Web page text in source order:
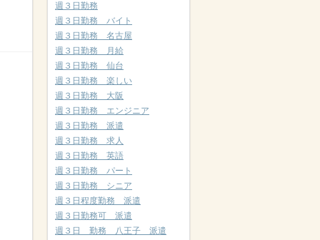
週３日勤務
週３日勤務 バイト
週３日勤務 名古屋
週３日勤務 月給
週３日勤務 仙台
週３日勤務 楽しい
週３日勤務 大阪
週３日勤務 エンジニア
週３日勤務 派遣
週３日勤務 求人
週３日勤務 英語
週３日勤務 パート
週３日勤務 シニア
週３日程度勤務 派遣
週３日勤務可 派遣
週３日 勤務 八王子 派遣